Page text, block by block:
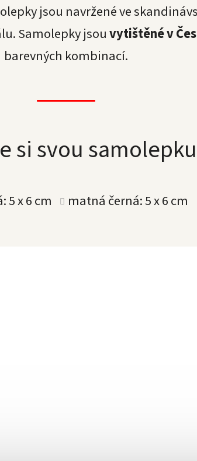
jsou navržené ve
Samolepky jsouvytištěné v
barevných kombinací.
si svou samolepku
5 x 6 cm matná černá: 5 x 6 cm